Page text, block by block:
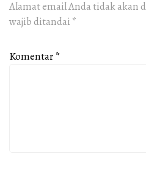
Alamat email Anda tidak akan
wajib ditandai *
Komentar*